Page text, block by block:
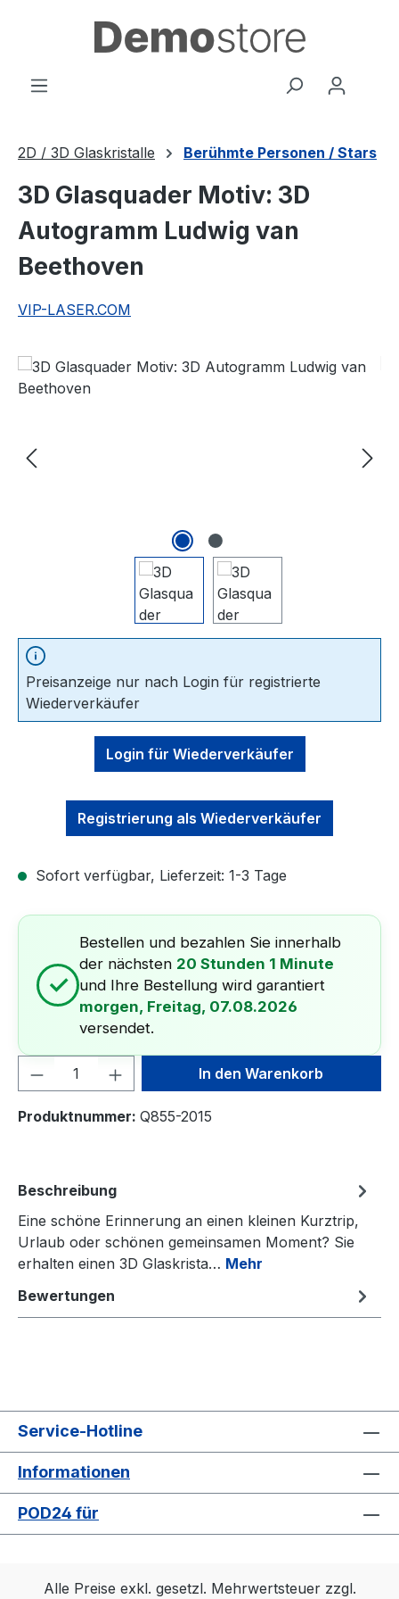
Zum Hauptinhalt springen
2D / 3D Glaskristalle Berühmte Personen / Stars
3D Glasquader Motiv: 3D
Autogramm Ludwig van
Beethoven
VIP-LASER.COM
Bildergalerie überspringen
Preisanzeige nur nach Login für registrierte
Wiederverkäufer
Login für Wiederverkäufer
Registrierung als Wiederverkäufer
Sofort verfügbar, Lieferzeit: 1-3 Tage
✓
Bestellen und bezahlen Sie innerhalb
der nächsten 20 Stunden 1 Minute
und Ihre Bestellung wird garantiert
morgen, Freitag, 07.08.2026
versendet.
Produkt Anzahl: Gib denIn den Warenkorb
Produktnummer: Q855-2015
Beschreibung
Eine schöne Erinnerung an einen kleinen Kurztrip,
Urlaub oder schönen gemeinsamen Moment? Sie
erhalten einen 3D Glaskrista… Mehr
Bewertungen
Service-Hotline
Informationen
POD24 für
Alle Preise exkl. gesetzl. Mehrwertsteuer zzgl.